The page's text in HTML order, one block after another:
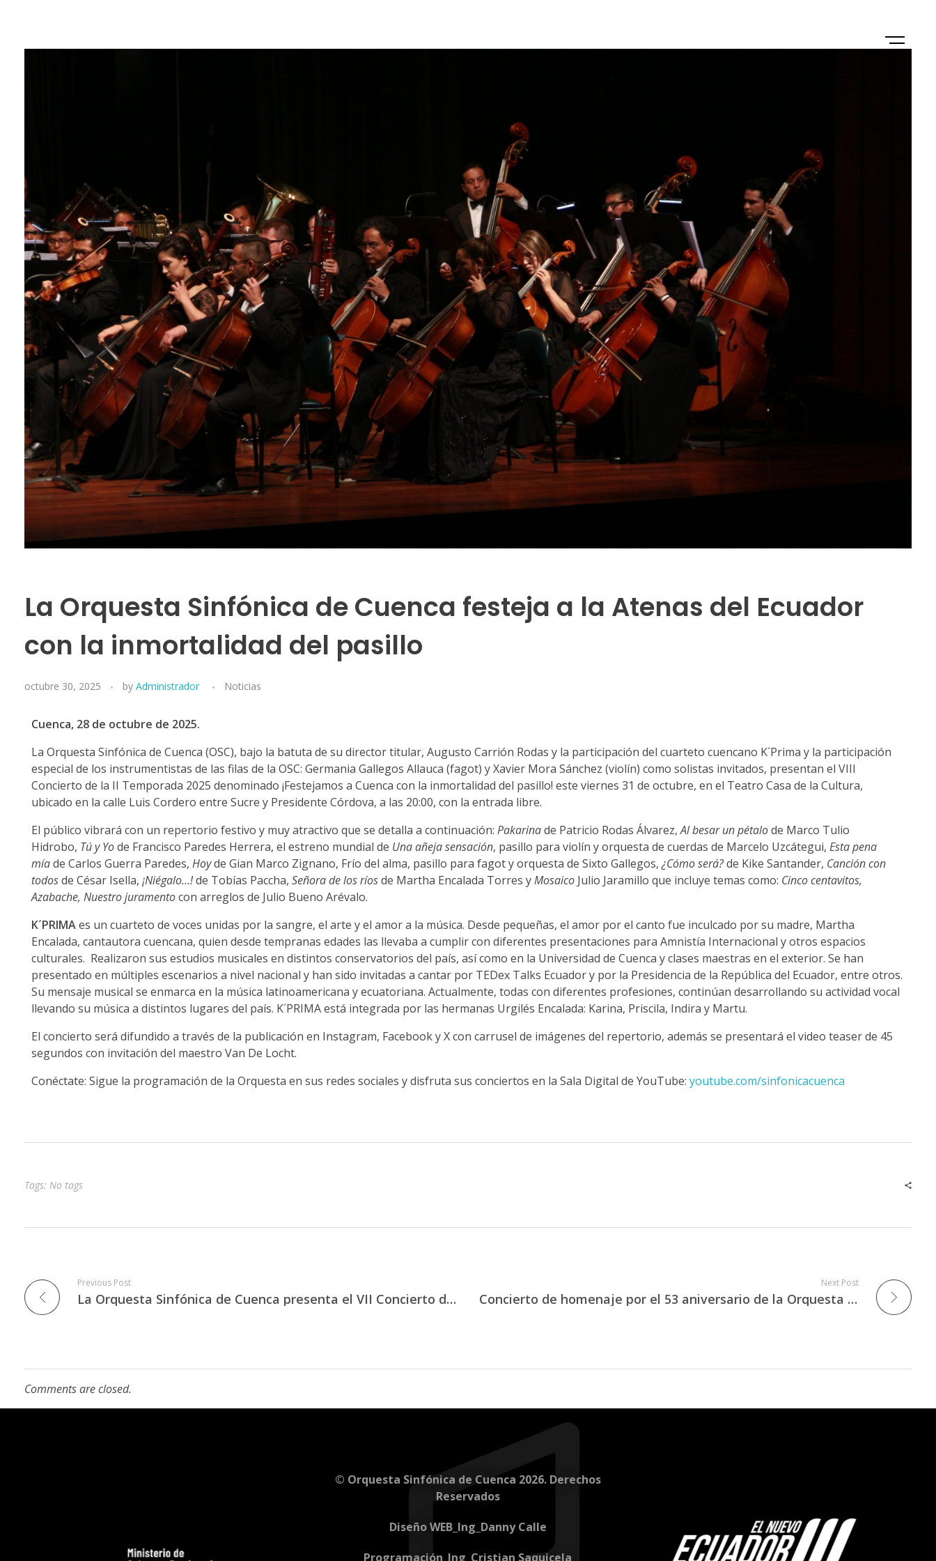
La Orquesta Sinfónica de Cuenca festeja a la Atenas del Ecuador
con la inmortalidad del pasillo
octubre 30, 2025 by Administrador Noticias
Cuenca, 28 de octubre de 2025.
La Orquesta Sinfónica de Cuenca (OSC), bajo la batuta de su director titular, Augusto Carrión Rodas y la participación del cuarteto cuencano K´Prima y la participación
especial de los instrumentistas de las filas de la OSC: Germania Gallegos Allauca (fagot) y Xavier Mora Sánchez (violín) como solistas invitados, presentan el VIII
Concierto de la II Temporada 2025 denominado ¡Festejamos a Cuenca con la inmortalidad del pasillo! este viernes 31 de octubre, en el Teatro Casa de la Cultura,
ubicado en la calle Luis Cordero entre Sucre y Presidente Córdova, a las 20:00, con la entrada libre.
El público vibrará con un repertorio festivo y muy atractivo que se detalla a continuación: Pakarinade Patricio Rodas Álvarez,Al besar un pétalode Marco Tulio
Hidrobo, Tú y Yode Francisco Paredes Herrera, el estreno mundial de Una añeja sensación, pasillo para violín y orquesta de cuerdas de Marcelo Uzcátegui, Esta pena
míade Carlos Guerra Paredes, Hoyde Gian Marco Zignano, Frío del alma, pasillo para fagot y orquesta de Sixto Gallegos,¿Cómo será?de Kike Santander, Canción con
todosde César Isella, ¡Niégalo…!de Tobías Paccha, Señora de los ríosde Martha Encalada Torres yMosaico Julio Jaramillo que incluye temas como: Cinco centavitos,
Azabache, Nuestro juramentocon arreglos de Julio Bueno Arévalo.
K´PRIMAes un cuarteto de voces unidas por la sangre, el arte y el amor a la música. Desde pequeñas, el amor por el canto fue inculcado por su madre, Martha
Encalada, cantautora cuencana, quien desde tempranas edades las llevaba a cumplir con diferentes presentaciones para Amnistía Internacional y otros espacios
culturales. Realizaron sus estudios musicales en distintos conservatorios del país, así como en la Universidad de Cuenca y clases maestras en el exterior. Se han
presentado en múltiples escenarios a nivel nacional y han sido invitadas a cantar por TEDex Talks Ecuador y por la Presidencia de la República del Ecuador, entre otros.
Su mensaje musical se enmarca en la música latinoamericana y ecuatoriana. Actualmente, todas con diferentes profesiones, continúan desarrollando su actividad vocal
llevando su música a distintos lugares del país. K´PRIMA está integrada por las hermanas Urgilés Encalada: Karina, Priscila, Indira y Martu.
El concierto será difundido a través de la publicación en Instagram, Facebook y X con carrusel de imágenes del repertorio, además se presentará el video teaser de 45
segundos con invitación del maestro Van De Locht.
Conéctate: Sigue la programación de la Orquesta en sus redes sociales y disfruta sus conciertos en la Sala Digital de YouTube: youtube.com/sinfonicacuenca
Tags: No tags
Previous Post
La Orquesta Sinfónica de Cuenca presenta el VII Concierto de la II Temporada 2025 con el director invitado Tobias Van De Locht
Next Post
Concierto de homenaje por el 53 aniversario de la Orquesta Sinfónica de Cuenca
Comments are closed.
© Orquesta Sinfónica de Cuenca 2026. Derechos
Reservados
Diseño WEB_Ing_Danny Calle
Programación_Ing_Cristian Saquicela